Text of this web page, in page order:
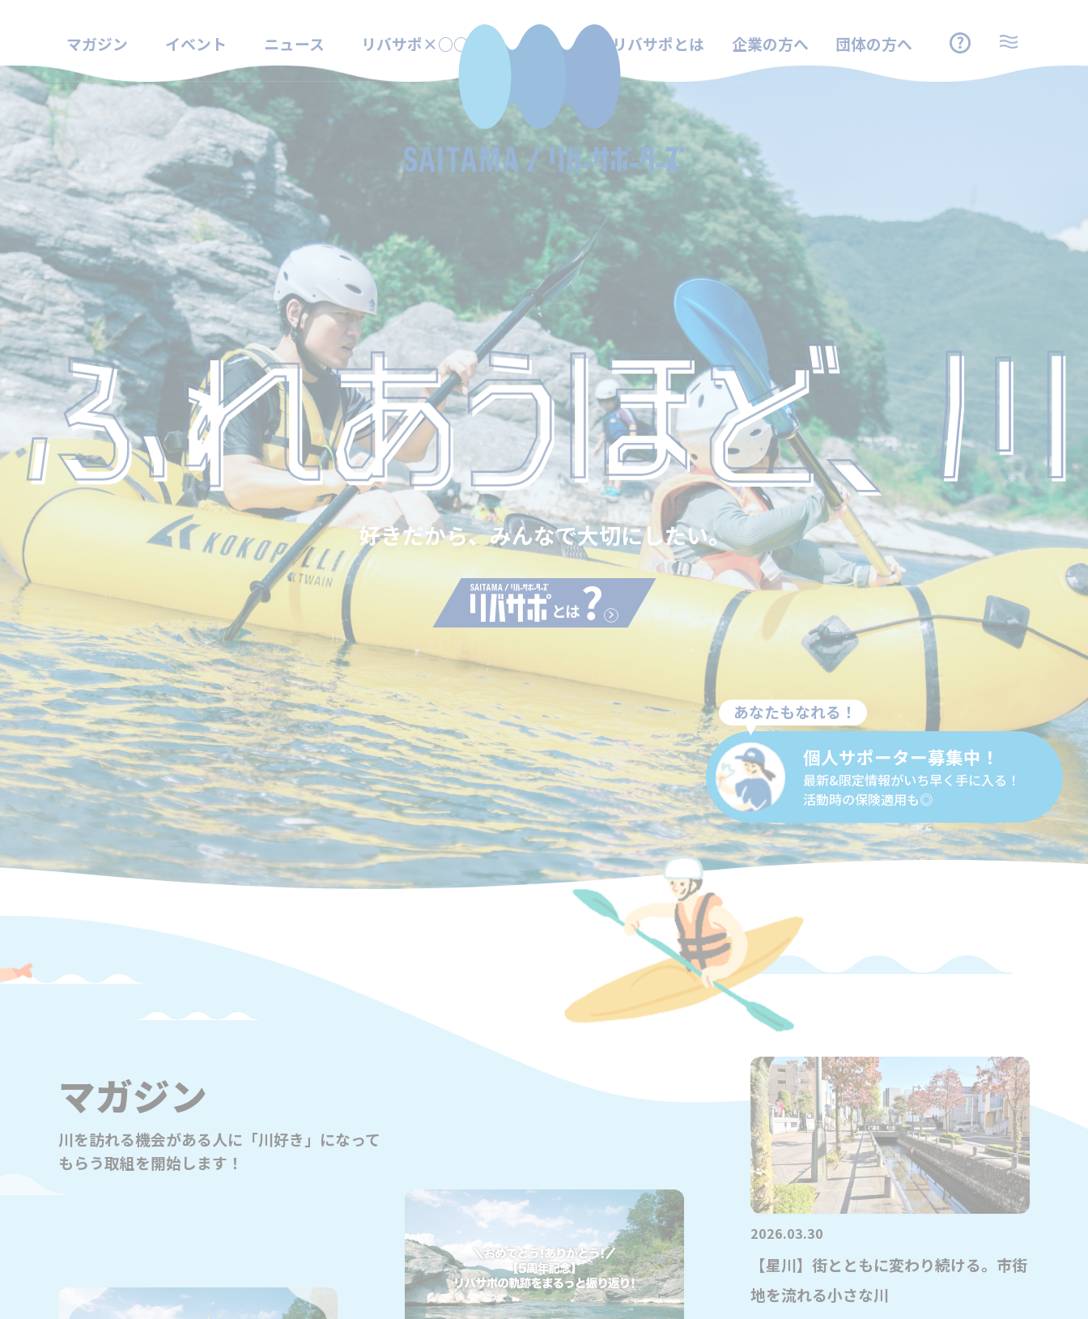
マガジン イベント ニュース リバサポ×○○ リバサポとは 企業の方へ 団体の方へ
好きだから、みんなで大切にしたい。
埼玉の川を知る・遊ぶ・好きになるポータルサイト
知れば知るほど、もっと好きになる。
好きだから、みんなで大切にしたい。
埼玉の川を知る・遊ぶ・好きになるポータルサイト
とは
あなたもなれる！
個人サポーター募集中！
最新&限定情報がいち早く手に入る！
活動時の保険適用も◎
マガジン
川を訪れる機会がある人に「川好き」になって
もらう取組を開始します！
2026.03.30
【星川】街とともに変わり続ける。市街
地を流れる小さな川